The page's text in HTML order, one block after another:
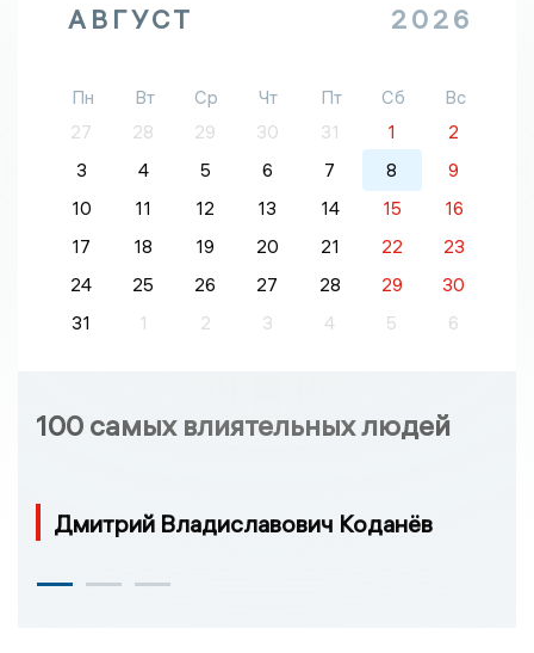
АВГУСТ 2026
Пн Вт Ср Чт Пт Сб
Вс
27
28 29 30 31 1
2
3
4 5 6 7 8
9
10
11 12 13 14 15
16
17
18 19 20 21 22
23
24
25 26 27 28 29
30
31
1 2 3 4 5 6
100 самых влиятельных людей
Дмитрий Владиславович Коданёв